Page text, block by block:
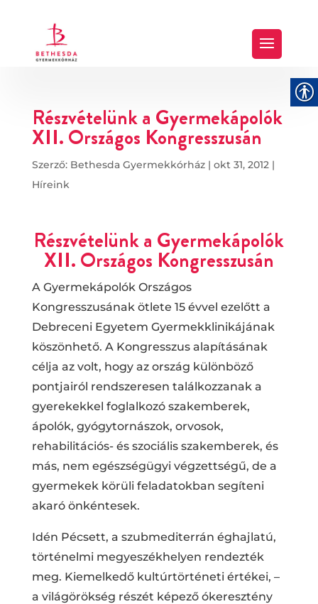
Részvételünk a Gyermekápolók
XII. Országos Kongresszusán
Szerző: Bethesda Gyermekkórház| okt 31, 2012 |
Híreink
Részvételünk a Gyermekápolók
XII. Országos Kongresszusán
A Gyermekápolók Országos
Kongresszusának ötlete 15 évvel ezelőtt a
Debreceni Egyetem Gyermekklinikájának
köszönhető. A Kongresszus alapításának
célja az volt, hogy az ország különböző
pontjairól rendszeresen találkozzanak a
gyerekekkel foglalkozó szakemberek,
ápolók, gyógytornászok, orvosok,
rehabilitációs- és szociális szakemberek, és
más, nem egészségügyi végzettségű, de a
gyermekek körüli feladatokban segíteni
akaró önkéntesek.
Idén Pécsett, a szubmediterrán éghajlatú,
történelmi megyeszékhelyen rendezték
meg. Kiemelkedő kultúrtörténeti értékei, –
a világörökség részét képező ókeresztény